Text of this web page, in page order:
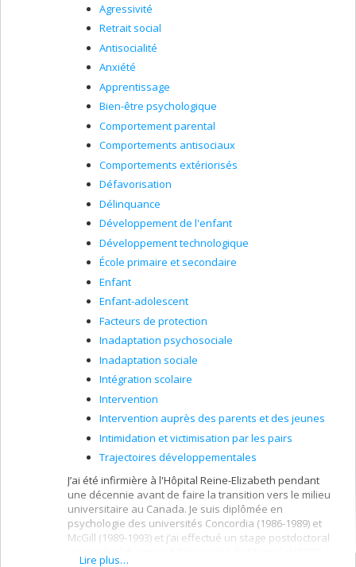
Agressivité
Retrait social
Antisocialité
Anxiété
Apprentissage
Bien-être psychologique
Comportement parental
Comportements antisociaux
Comportements extériorisés
Défavorisation
Délinquance
Développement de l'enfant
Développement technologique
École primaire et secondaire
Enfant
Enfant-adolescent
Facteurs de protection
Inadaptation psychosociale
Inadaptation sociale
Intégration scolaire
Intervention
Intervention auprès des parents et des jeunes
Intimidation et victimisation par les pairs
Trajectoires développementales
J’ai été infirmière à l'Hôpital Reine-Elizabeth pendant
une décennie avant de faire la transition vers le milieu
universitaire au Canada. Je suis diplômée en
psychologie des universités Concordia (1986-1989) et
McGill (1989-1993) et j’ai effectué un stage postdoctoral
Lire plus…